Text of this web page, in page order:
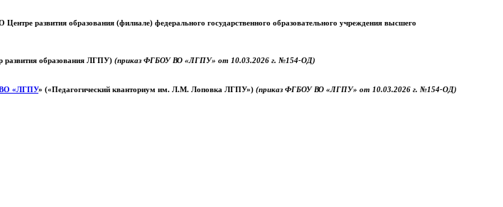
развития образования (филиале) федерального государственного образовательного учреждения высшего
развития образования ЛГПУ) (приказ ФГБОУ ВО «ЛГПУ» от 10.03.2026 г. №154-ОД)
«ЛГПУ» («Педагогический кванториум им. Л.М. Лоповка ЛГПУ») (приказ ФГБОУ ВО «ЛГПУ» от 10.03.2026 г. №154-ОД)